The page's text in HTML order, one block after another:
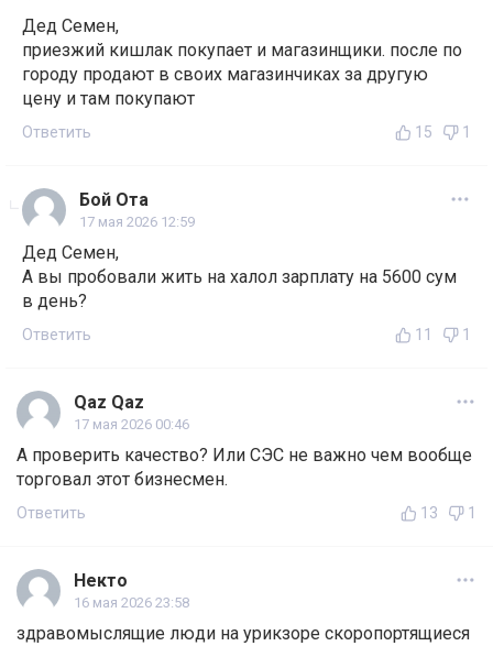
Дед Семен,
приезжий кишлак покупает и магазинщики. после по
городу продают в своих магазинчиках за другую
цену и там покупают
Ответить 15 1
Бой Ота
17 мая 2026 12:59
Дед Семен,
А вы пробовали жить на халол зарплату на 5600 сум
в день?
Ответить 11 1
Qaz Qaz
17 мая 2026 00:46
А проверить качество? Или СЭС не важно чем вообще
торговал этот бизнесмен.
Ответить 13 1
Некто
16 мая 2026 23:58
здравомыслящие люди на урикзоре скоропортящиеся